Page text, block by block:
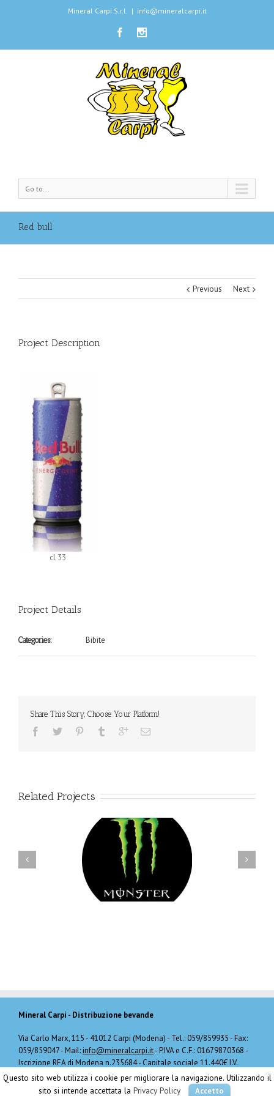
Questo sito web utilizza i cookie per migliorare la navigazione. Utilizzando il
sito si intende accettata la Privacy Policy Accetto
Mineral Carpi S.r.l. | info@mineralcarpi.it
Go to...
Red bull
Previous Next
Project Description
cl 33
Project Details
Categories: Bibite
Share This Story, Choose Your Platform!
Related Projects
Mineral Carpi - Distribuzione bevande
Via Carlo Marx, 115 - 41012 Carpi (Modena) - Tel.: 059/859935 - Fax:
059/859047 - Mail:info@mineralcarpi.it- P.IVA e C.F.: 01679870368 -
Iscrizione REA di Modena n.235684 - Capitale sociale 11.440€ I.V.
web by